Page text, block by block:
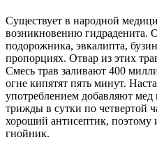
Существует в народной
возникновению гидраденита.
подорожника, эвкалипта,
пропорциях. Отвар из этих
Смесь трав заливают 400
огне кипятят пять минут.
употреблением добавляют
трижды в сутки по четвертой
хороший антисептик,
гнойник.